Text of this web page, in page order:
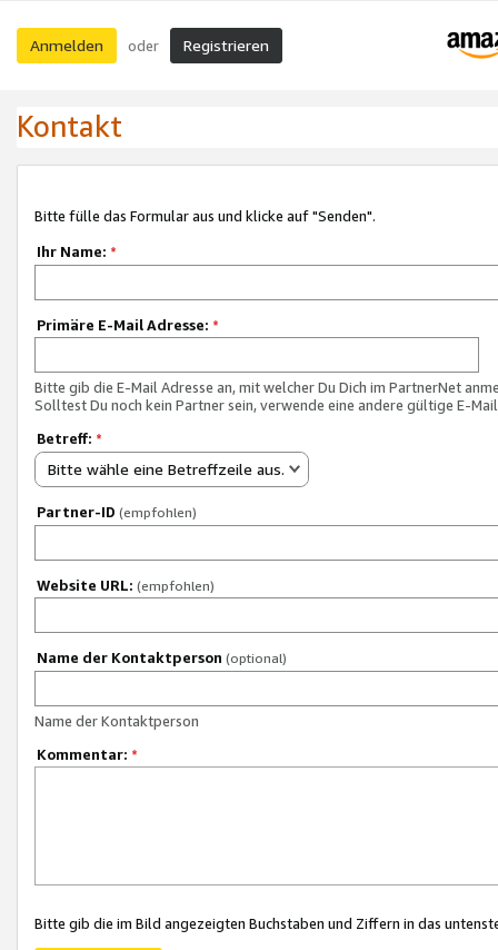
Anmelden oder Registrieren
Kontakt
Bitte fülle das Formular aus und klicke auf "Senden".
Ihr Name: *
Primäre E-Mail Adresse: *
Bitte gib die E-Mail Adresse an, mit welcher Du Dich im PartnerNet
Solltest Du noch kein Partner sein, verwende eine andere gültige E-
Betreff: *
Bitte wähle eine Betreffzeile aus.
Partner-ID (empfohlen)
Website URL: (empfohlen)
Name der Kontaktperson (optional)
Name der Kontaktperson
Kommentar: *
Bitte gib die im Bild angezeigten Buchstaben und Ziffern in das